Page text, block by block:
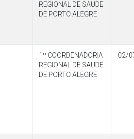
REGIONAL DE SAUDE
DE PORTO ALEGRE
1º COORDENADORIA
REGIONAL DE SAUDE
DE PORTO ALEGRE
02/